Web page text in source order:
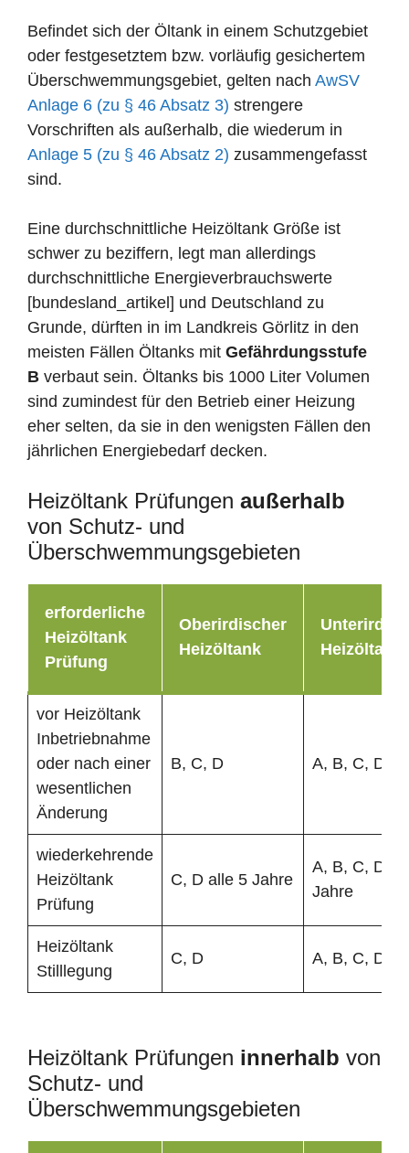
Befindet sich der Öltank in einem Schutzgebiet
oder festgesetztem bzw. vorläufig gesichertem
Überschwemmungsgebiet, gelten nach AwSV
Anlage 6 (zu § 46 Absatz 3) strengere
Vorschriften als außerhalb, die wiederum in
Anlage 5 (zu § 46 Absatz 2) zusammengefasst
sind.
Eine durchschnittliche Heizöltank Größe ist
schwer zu beziffern, legt man allerdings
durchschnittliche Energieverbrauchswerte
[bundesland_artikel] und Deutschland zu
Grunde, dürften in im Landkreis Görlitz in den
meisten Fällen Öltanks mit Gefährdungsstufe
B verbaut sein. Öltanks bis 1000 Liter Volumen
sind zumindest für den Betrieb einer Heizung
eher selten, da sie in den wenigsten Fällen den
jährlichen Energiebedarf decken.
Heizöltank Prüfungen außerhalb
von Schutz- und
Überschwemmungsgebieten
erforderliche
Heizöltank
Prüfung
Oberirdischer
Heizöltank
Heizöltank
vor Heizöltank
Inbetriebnahme
oder nach einer
wesentlichen
Änderung
B, C, D A, B, C, D
wiederkehrende
Heizöltank
Prüfung
C, D alle 5 Jahre
A, B, C, D
Jahre
Heizöltank
Stilllegung
C, D A, B, C, D
Heizöltank Prüfungen innerhalb von
Schutz- und
Überschwemmungsgebieten